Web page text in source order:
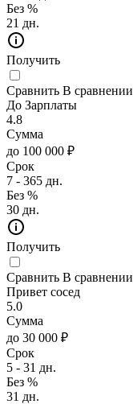
Без %
21 дн.
Получить
Сравнить В сравнении
До Зарплаты
4.8
Сумма
до 100 000 ₽
Срок
7 - 365 дн.
Без %
30 дн.
Получить
Сравнить В сравнении
Привет сосед
5.0
Сумма
до 30 000 ₽
Срок
5 - 31 дн.
Без %
31 дн.